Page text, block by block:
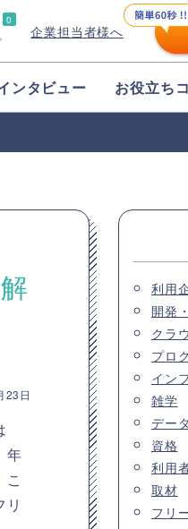
0
企業担当者様へ
ンタビュー お役立ち
23日
年
こ
利用
開発
クラ
プロ
イン
雑学
デー
資格
利用
取材
フリ